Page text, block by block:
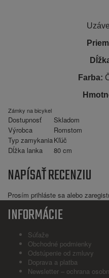
Farba:
Zámky na bicykel
Dostupnosť
Skladom
Výrobca
Romstom
Typ zamykaniaKľúč
Dĺžka lanka
80 cm
NAPÍSAŤ RECENZIU
Prosím prihláste sa alebo
INFORMÁCIE
Súťaže
Obchodné podmienky
Odstúpenie od zmluvy
Doprava a platba
Newsletter – ochrana